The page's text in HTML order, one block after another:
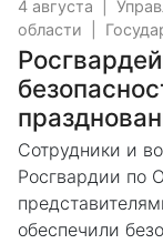
4 августа
области
Сотрудники и
Росгвардии по
обеспечили